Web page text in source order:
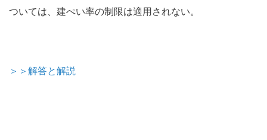
ついては、建ぺい率の制限は適用されない。
＞＞解答と解説